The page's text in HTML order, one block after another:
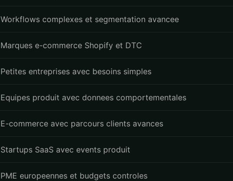
Workflows complexes et segmentation avancee
Marques e-commerce Shopify et DTC
Petites entreprises avec besoins simples
Equipes produit avec donnees comportementales
E-commerce avec parcours clients avances
Startups SaaS avec events produit
PME europeennes et budgets controles